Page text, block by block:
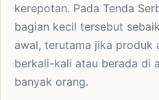
kerepotan. Pada Tenda
bagian kecil tersebut
awal, terutama jika produk
berkali-kali atau berada di
banyak orang.